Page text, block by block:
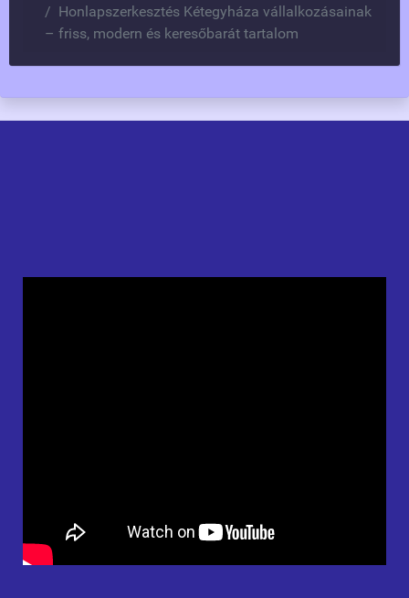
Honlapszerkesztés Kétegyháza vállalkozásainak
– friss, modern és keresőbarát tartalom